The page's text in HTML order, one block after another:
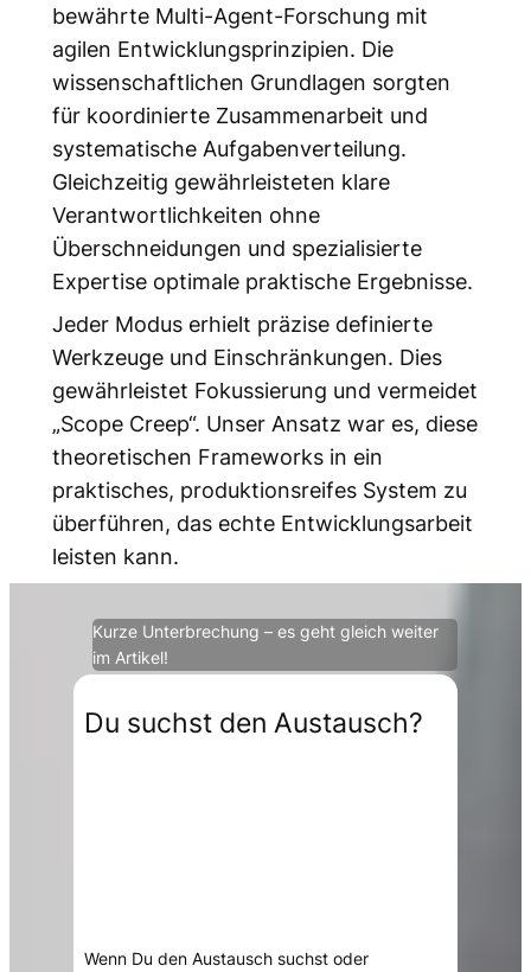
bewährte Multi-Agent-Forschung mit
agilen Entwicklungsprinzipien. Die
wissenschaftlichen Grundlagen sorgten
für koordinierte Zusammenarbeit und
systematische Aufgabenverteilung.
Gleichzeitig gewährleisteten klare
Verantwortlichkeiten ohne
Überschneidungen und spezialisierte
Expertise optimale praktische Ergebnisse.
Jeder Modus erhielt präzise definierte
Werkzeuge und Einschränkungen. Dies
gewährleistet Fokussierung und vermeidet
„Scope Creep“. Unser Ansatz war es, diese
theoretischen Frameworks in ein
praktisches, produktionsreifes System zu
überführen, das echte Entwicklungsarbeit
leisten kann.
Kurze Unterbrechung – es geht gleich weiter
im Artikel!
Du suchst den Austausch?
Wenn Du den Austausch suchst oder